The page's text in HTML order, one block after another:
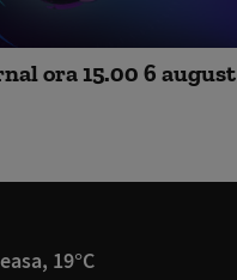
ora 15.00 6 august
19°C